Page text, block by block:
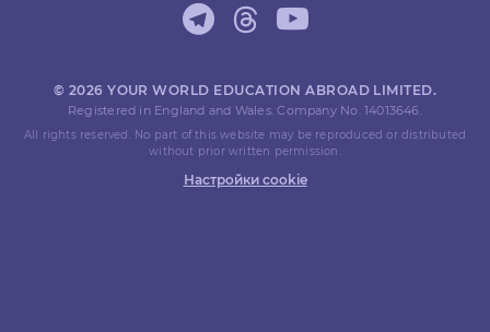
© 2026 YOUR WORLD EDUCATION ABROAD LIMITED.
Registered in England and Wales. Company No. 14013646.
All rights reserved. No part of this website may be reproduced or distributed
without prior written permission.
Настройки cookie